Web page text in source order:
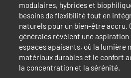
modulaires, hybrides et
besoins de flexibilité tout en
naturels pour un bien-être accru.
générales révèlent une aspiration
espaces apaisants, où la lumière
matériaux durables et le confort
la concentration et la sérénité.